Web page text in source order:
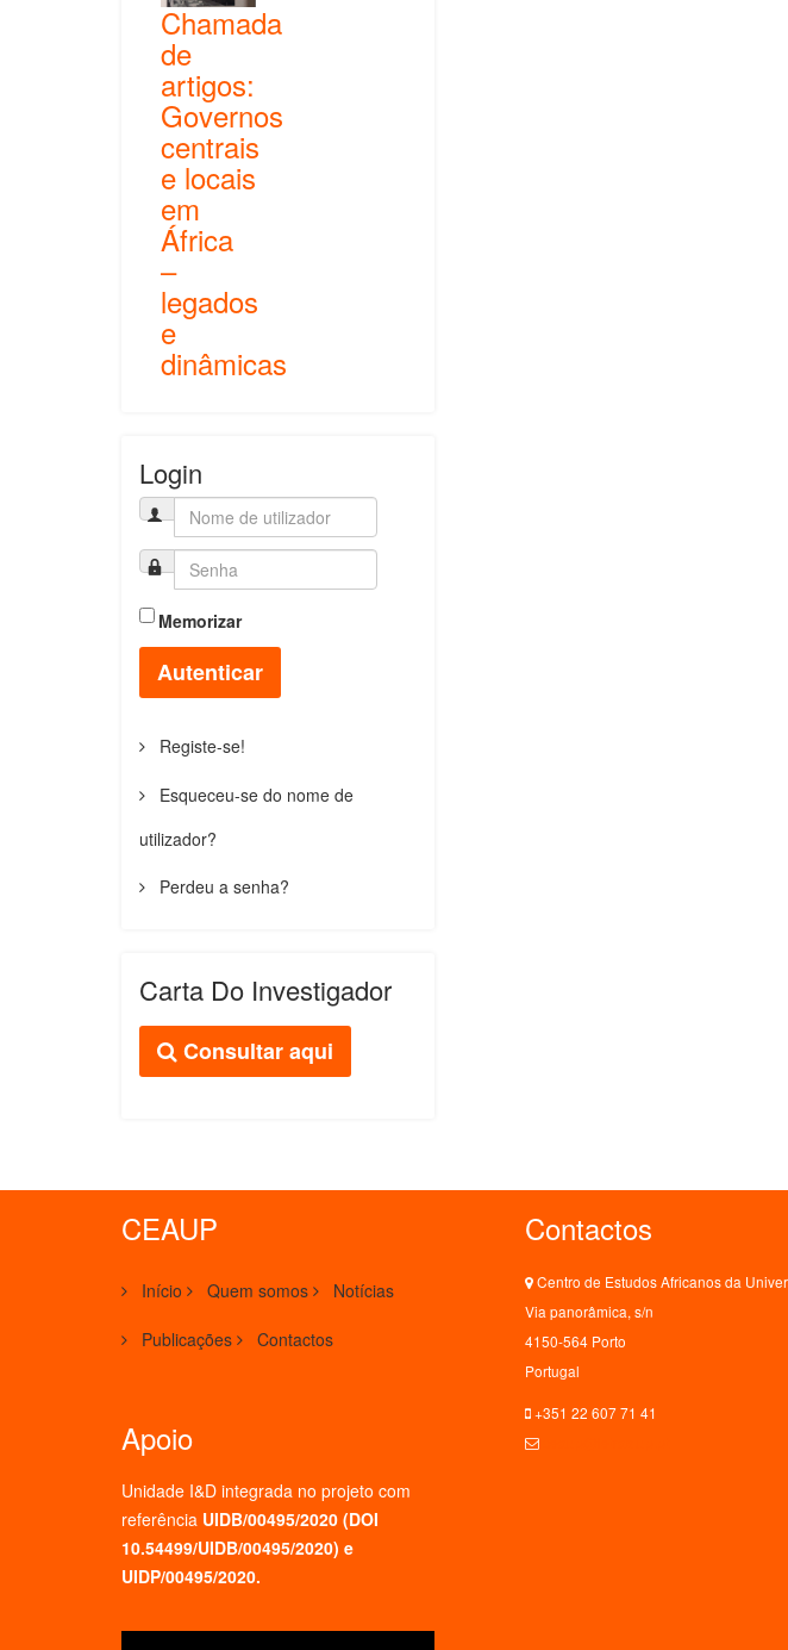
Chamada
de
artigos:
Governos
centrais
e locais
em
África
–
legados
e
dinâmicas
Login
Memorizar
Autenticar
Registe-se!
Esqueceu-se do nome de
utilizador?
Perdeu a senha?
Carta Do Investigador
Consultar aqui
CEAUP
Início Quem somos Notícias
Publicações Contactos
Apoio
Unidade I&D integrada no projeto com
referência UIDB/00495/2020 (DOI
10.54499/UIDB/00495/2020) e
UIDP/00495/2020.
Contactos
Centro de Estudos Africanos da
Via panorâmica, s/n
4150-564 Porto
Portugal
+351 22 607 71 41